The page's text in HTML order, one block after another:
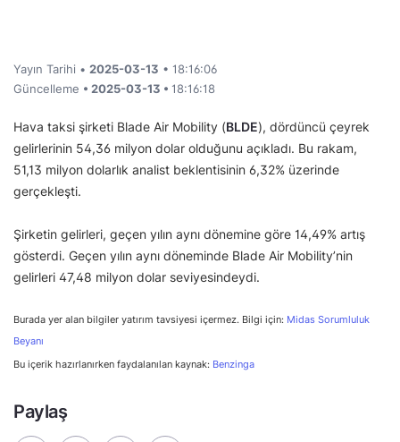
Yayın Tarihi • 2025-03-13 • 18:16:06
Güncelleme • 2025-03-13 • 18:16:18
Hava taksi şirketi Blade Air Mobility (BLDE), dördüncü çeyrek
gelirlerinin 54,36 milyon dolar olduğunu açıkladı. Bu rakam,
51,13 milyon dolarlık analist beklentisinin 6,32% üzerinde
gerçekleşti.
Şirketin gelirleri, geçen yılın aynı dönemine göre 14,49% artış
gösterdi. Geçen yılın aynı döneminde Blade Air Mobility’nin
gelirleri 47,48 milyon dolar seviyesindeydi.
Burada yer alan bilgiler yatırım tavsiyesi içermez. Bilgi için: Midas Sorumluluk
Beyanı
Bu içerik hazırlanırken faydalanılan kaynak: Benzinga
Paylaş